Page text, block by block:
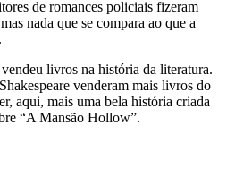
de romances policiais fizeram
nada que se compara ao que a
livros na história da literatura.
venderam mais livros do
aqui, mais uma bela história criada
“A Mansão Hollow”.